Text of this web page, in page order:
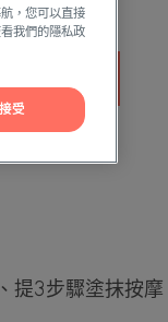
提3步驟塗抹按
，您可以直接
我們的隱私政
受